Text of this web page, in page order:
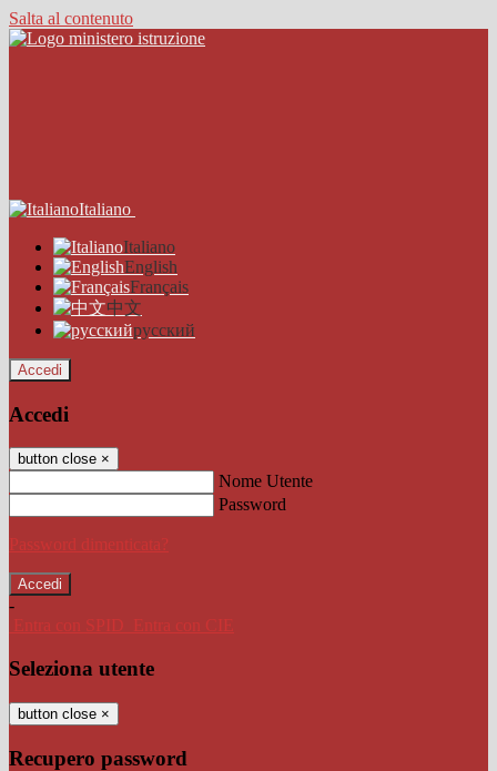
Salta al contenuto
Italiano
Italiano
English
Français
中文
русский
Accedi
Accedi
button close ×
Nome Utente
Password
Password dimenticata?
-
Entra con SPID
Entra con CIE
Seleziona utente
button close ×
Recupero password